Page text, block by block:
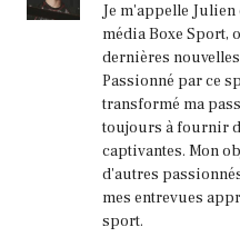
Je m'appelle
média Boxe Sport,
dernières
Passionné par ce
transformé ma
toujours à fournir
captivantes. Mon
d'autres
mes entrevues
sport.